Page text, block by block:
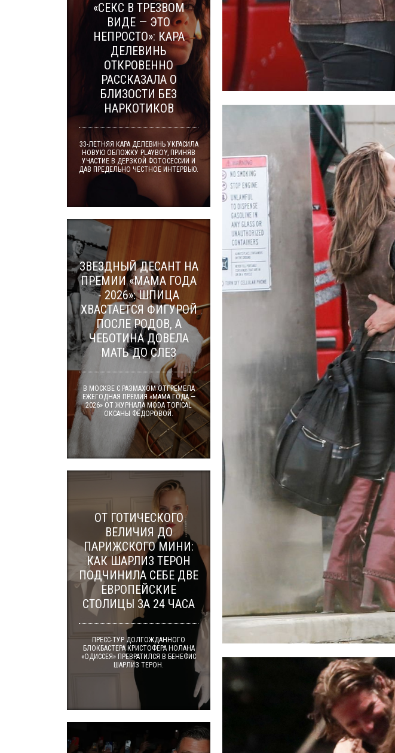
«СЕКС В ТРЕЗВОМ
ВИДЕ — ЭТО
НЕПРОСТО»: КАРА
ДЕЛЕВИНЬ
ОТКРОВЕННО
РАССКАЗАЛА О
БЛИЗОСТИ БЕЗ
НАРКОТИКОВ
33-ЛЕТНЯЯ КАРА ДЕЛЕВИНЬ УКРАСИЛА
НОВУЮ ОБЛОЖКУ PLAYBOY, ПРИНЯВ
УЧАСТИЕ В ДЕРЗКОЙ ФОТОСЕССИИ И
ДАВ ПРЕДЕЛЬНО ЧЕСТНОЕ ИНТЕРВЬЮ.
ЗВЕЗДНЫЙ ДЕСАНТ НА
ПРЕМИИ «МАМА ГОДА
- 2026»: ШПИЦА
ХВАСТАЕТСЯ ФИГУРОЙ
ПОСЛЕ РОДОВ, А
ЧЕБОТИНА ДОВЕЛА
МАТЬ ДО СЛЕЗ
В МОСКВЕ С РАЗМАХОМ ОТГРЕМЕЛА
ЕЖЕГОДНАЯ ПРЕМИЯ «МАМА ГОДА —
2026» ОТ ЖУРНАЛА MODA TOPICAL
ОКСАНЫ ФЁДОРОВОЙ.
ОТ ГОТИЧЕСКОГО
ВЕЛИЧИЯ ДО
ПАРИЖСКОГО МИНИ:
КАК ШАРЛИЗ ТЕРОН
ПОДЧИНИЛА СЕБЕ ДВЕ
ЕВРОПЕЙСКИЕ
СТОЛИЦЫ ЗА 24 ЧАСА
ПРЕСС-ТУР ДОЛГОЖДАННОГО
БЛОКБАСТЕРА КРИСТОФЕРА НОЛАНА
«ОДИССЕЯ» ПРЕВРАТИЛСЯ В БЕНЕФИС
ШАРЛИЗ ТЕРОН.